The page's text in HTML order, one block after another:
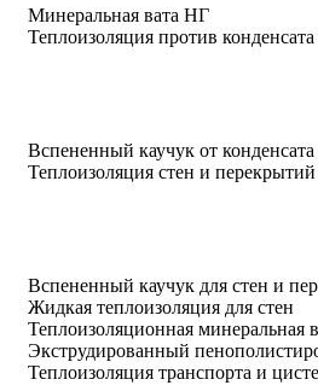
Минеральная вата НГ
Теплоизоляция против
Вспененный каучук от конденсата
Теплоизоляция стен и перекрытий
Вспененный каучук для стен и
Жидкая теплоизоляция для стен
Теплоизоляционная минеральная
Экструдированный
Теплоизоляция транспорта и